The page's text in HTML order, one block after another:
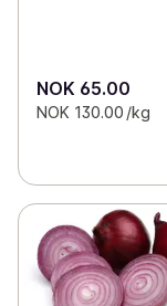
NOK 65.00
NOK 130.00 /kg